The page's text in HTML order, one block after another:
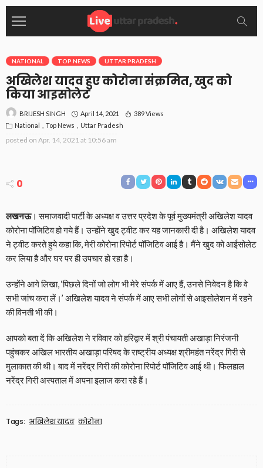
NATIONAL TOP NEWS UTTAR PRADESH
अखिलेश यादव हुए कोरोना संक्रमित, खुद को
किया आइसोलेट
BRIJESH SINGH April 14, 2021
389 Views
National
Top News Uttar Pradesh
posted on Apr. 14, 2021 at 10:56 am
0
लखनऊ। समाजवादी पार्टी के अध्यक्ष व उत्तर प्रदेश के पूर्व मुख्यमंत्री अखिलेश यादव
कोरोना पॉजिटिव हो गये हैं। उन्होंने खुद ट्वीट कर यह जानकारी दी है। अखिलेश यादव
ने ट्वीट करते हुये कहा कि, मेरी कोरोना रिपोर्ट पॉजिटिव आई है। मैंने खुद को आईसोलेट
कर लिया है और घर पर ही उपचार हो रहा है।
उन्होंने आगे लिखा, ‘पिछले दिनों जो लोग भी मेरे संपर्क में आए हैं, उनसे निवेदन है कि वे
सभी जांच करा लें।’ अखिलेश यादव ने संपर्क में आए सभी लोगों से आइसोलेशन में रहने
की विनती भी की।
आपको बता दें कि अखिलेश ने रविवार को हरिद्वार में श्री पंचायती अखाड़ा निरंजनी
पहुंचकर अखिल भारतीय अखाड़ा परिषद के राष्ट्रीय अध्यक्ष श्रीमहंत नरेंद्र गिरी से
मुलाकात की थी। बाद में नरेंद्र गिरी की कोरोना रिपोर्ट पॉजिटिव आई थी। फिलहाल
नरेंद्र गिरी अस्पताल में अपना इलाज करा रहे हैं।
Tags: अखिलेश यादव कोरोना